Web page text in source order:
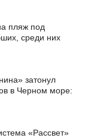
пляж под
среди них
затонул
в Черном море:
«Рассвет»